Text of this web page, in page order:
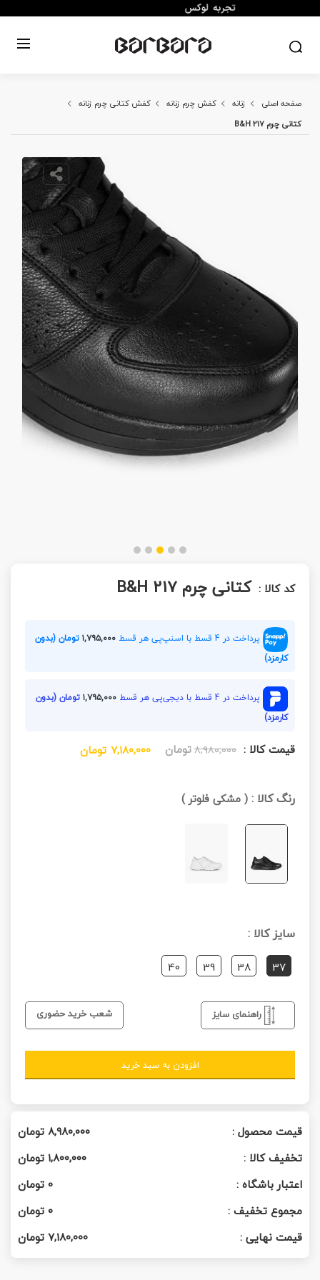
صفحه اصلی زنانه کفش چرم زنانه
کفش کتانی چرم زنانه
کتانی چرم B&H 217
کد کالا : کتانی چرم B&H 217
پرداخت در 4 قسط با اسنپ‌پی هر قسط ۱,۷۹۵,۰۰۰تومان (بدون
کارمزد)
پرداخت در 4 قسط با دیجی‌پی هر قسط ۱,۷۹۵,۰۰۰تومان (بدون
کارمزد)
قیمت کالا : ۸,۹۸۰,۰۰۰تومان ۷,۱۸۰,۰۰۰ تومان
رنگ کالا :(مشکی فلوتر )
سایز کالا :
37
38
39
40
راهنمای سایز شعب خرید حضوری
افزودن به سبد خرید
قیمت محصول : ۸,۹۸۰,۰۰۰تومان
تخفیف کالا :
۱,۸۰۰,۰۰۰ تومان
اعتبار باشگاه :
0تومان
مجموع تخفیف :
0تومان
قیمت نهایی :
۷,۱۸۰,۰۰۰تومان